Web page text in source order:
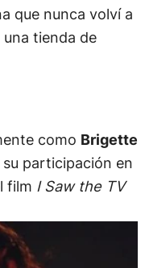
que nunca volví a
tienda de
como Brigette
participación en
film I Saw the TV